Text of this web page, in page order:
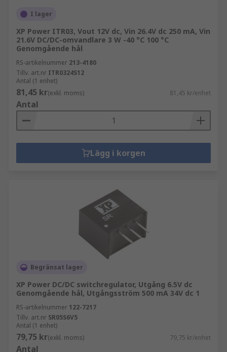
I lager
XP Power ITR03, Vout 12V dc, Vin 26.4V dc 250 mA, Vin
21.6V DC/DC-omvandlare 3 W -40 °C 100 °C
Genomgående hål
RS-artikelnummer 213-4180
Tillv. art.nr ITR0324S12
Antal (1 enhet)
81,45 kr(exkl. moms) 81,45 kr/enhet
Antal
Lägg i korgen
Begränsat lager
XP Power DC/DC switchregulator, Utgång 6.5V dc
Genomgående hål, Utgångsström 500 mA 34V dc 1
RS-artikelnummer 122-7217
Tillv. art.nr SR05S6V5
Antal (1 enhet)
79,75 kr(exkl. moms) 79,75 kr/enhet
Antal